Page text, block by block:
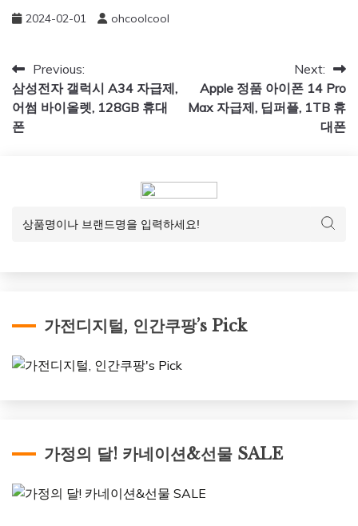
2024-02-01 ohcoolcool
글
탐
색
Previous:
삼성전자 갤럭시 A34 자급제,
어썸 바이올렛, 128GB 휴대
폰
Next:
Apple 정품 아이폰 14 Pro
Max 자급제, 딥퍼플, 1TB 휴
대폰
가전디지털, 인간쿠팡’s Pick
가정의 달! 카네이션&선물 SALE